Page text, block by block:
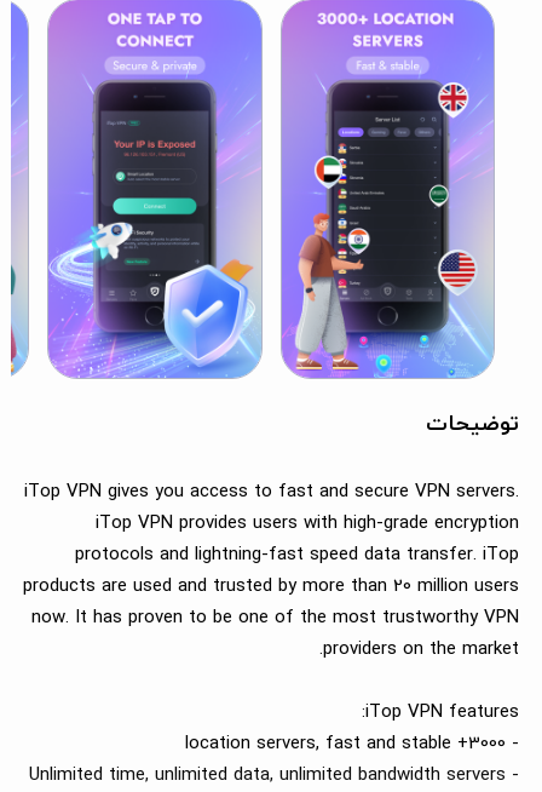
توضیحات
iTop VPN gives you access to fast and secure VPN servers.
iTop VPN provides users with high-grade encryption
protocols and lightning-fast speed data transfer. iTop
products are used and trusted by more than 20 million users
now. It has proven to be one of the most trustworthy VPN
providers on the market.
iTop VPN features:
- 3000+ location servers, fast and stable
- Unlimited time, unlimited data, unlimited bandwidth servers